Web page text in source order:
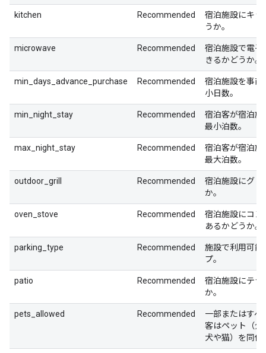
kitchen Recommended
宿泊施設にキッ
うか。
microwave Recommended
宿泊施設で電子
きるかどうか。
min_days_advance_purchase Recommended
宿泊施設を事前
小日数。
min_night_stay Recommended
宿泊客が宿泊施
最小泊数。
max_night_stay Recommended
宿泊客が宿泊施
最大泊数。
outdoor_grill Recommended
宿泊施設にグリ
か。
oven_stove Recommended
宿泊施設にコン
あるかどうか。
parking_type Recommended
施設で利用可能
プ。
patio Recommended
宿泊施設にテラ
か。
pets_allowed Recommended
一部またはすべ
客はペット（介
犬や猫）を同伴